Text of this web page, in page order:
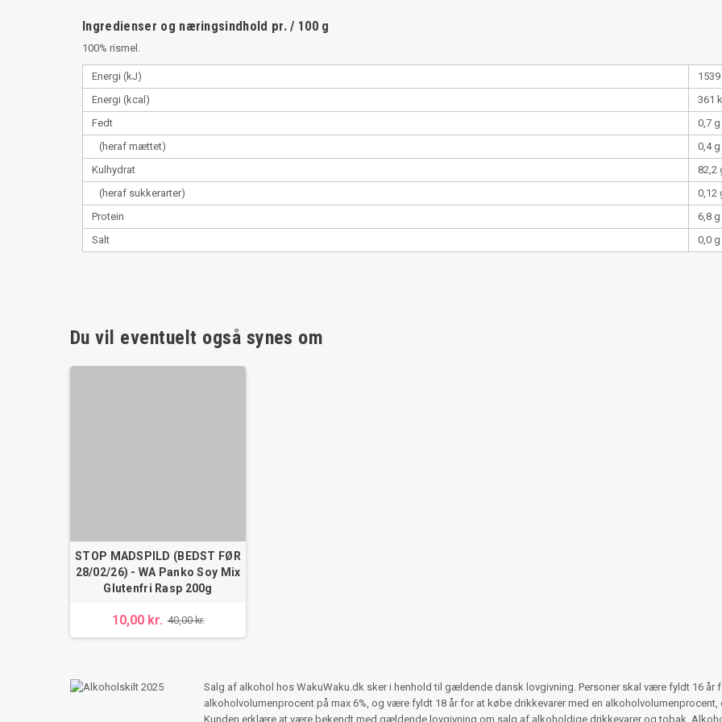
Ingredienser og næringsindhold pr. / 100 g
100% rismel.
Energi (kJ)
Energi (kcal)
361
Fedt
0,7 g
(heraf mættet)
0,4 g
Kulhydrat
82,2
(heraf sukkerarter)
0,12
Protein
6,8 g
Salt
0,0 g
Du vil eventuelt også synes om
STOP MADSPILD (BEDST FØR
28/02/26) - WA Panko Soy Mix
Glutenfri Rasp 200g
10,00 kr. 40,00 kr.
Salg af alkohol hos WakuWaku.dk sker i henhold til gældende dansk lovgivning. Personer skal være fyldt 16 år
alkoholvolumenprocent på max 6%, og være fyldt 18 år for at købe drikkevarer med en alkoholvolumenprocent,
Kunden erklære at være bekendt med gældende lovgivning om salg af alkoholdige drikkevarer og tobak.